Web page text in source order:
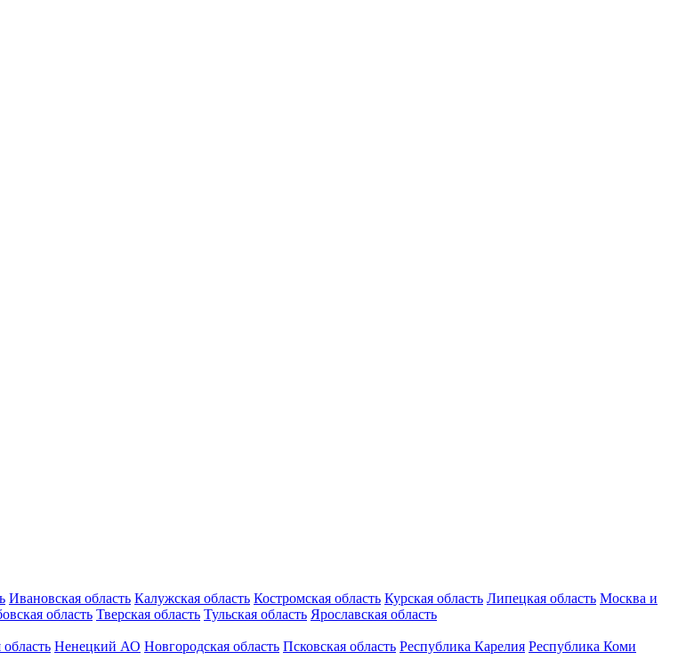
Ивановская область Калужская область Костромская область Курская область Липецкая область Москва и
область Тверская область Тульская область Ярославская область
Ненецкий АО Новгородская область Псковская область Республика Карелия Республика Коми